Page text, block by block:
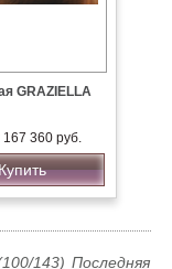
GRAZIELLA
167 360 руб.
143) Последняя